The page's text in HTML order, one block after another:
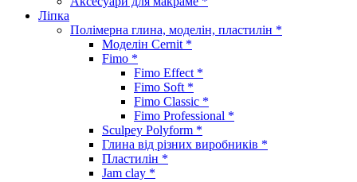
Ліпка
Полімерна глина, моделін, пластилін *
Моделін Cernit *
Fimo *
Fimo Effect *
Fimo Soft *
Fimo Classic *
Fimo Professional *
Sculpey Polyform *
Глина від різних виробників *
Пластилін *
Jam clay *